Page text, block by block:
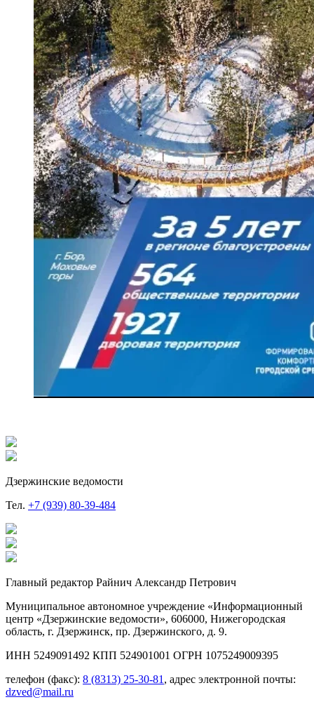
Дзержинские ведомости
Тел. +7 (939) 80-39-484
Главный редактор Райнич Александр Петрович
Муниципальное автономное учреждение «Информационный
центр «Дзержинские ведомости», 606000, Нижегородская
область, г. Дзержинск, пр. Дзержинского, д. 9.
ИНН 5249091492 КПП 524901001 ОГРН 1075249009395
телефон (факс): 8 (8313) 25-30-81 , адрес электронной почты:
dzved@mail.ru